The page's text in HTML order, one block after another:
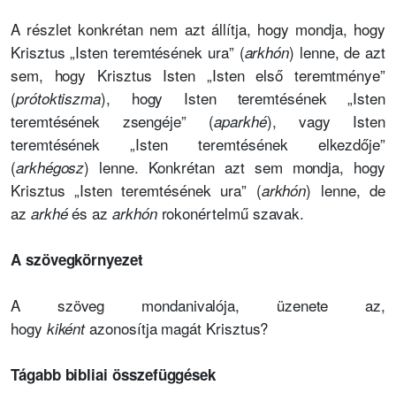
A részlet konkrétan nem azt állítja, hogy mondja, hogy
Krisztus „Isten teremtésének ura” (arkhón) lenne, de azt
sem, hogy Krisztus Isten „Isten első teremtménye”
(prótoktiszma), hogy Isten teremtésének „Isten
teremtésének zsengéje” (aparkhé), vagy Isten
teremtésének „Isten teremtésének elkezdője”
(arkhégosz) lenne. Konkrétan azt sem mondja, hogy
Krisztus „Isten teremtésének ura” (arkhón) lenne, de
az arkhéés az arkhónrokonértelmű szavak.
A szövegkörnyezet
A szöveg mondanivalója, üzenete az,
hogy kikéntazonosítja magát Krisztus?
Tágabb bibliai összefüggések